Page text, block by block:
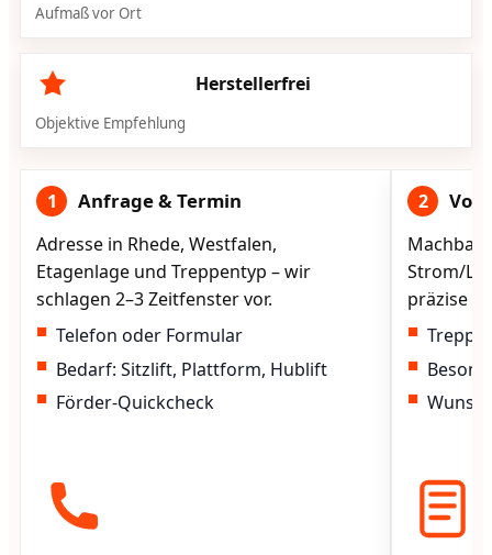
Aufmaß vor Ort
Herstellerfrei
Objektive Empfehlung
1 Anfrage & Termin
Adresse in Rhede, Westfalen,
Etagenlage und Treppentyp – wir
schlagen 2–3 Zeitfenster vor.
Telefon oder Formular
Bedarf: Sitzlift, Plattform, Hublift
Förder-Quickcheck
2
Strom/
präzise